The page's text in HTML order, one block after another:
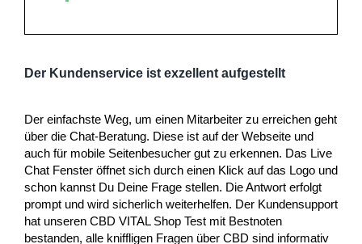
Der Kundenservice ist exzellent aufgestellt
Der einfachste Weg, um einen Mitarbeiter zu erreichen geht
über die Chat-Beratung. Diese ist auf der Webseite und
auch für mobile Seitenbesucher gut zu erkennen. Das Live
Chat Fenster öffnet sich durch einen Klick auf das Logo und
schon kannst Du Deine Frage stellen. Die Antwort erfolgt
prompt und wird sicherlich weiterhelfen. Der Kundensupport
hat unseren CBD VITAL Shop Test mit Bestnoten
bestanden, alle kniffligen Fragen über CBD sind informativ